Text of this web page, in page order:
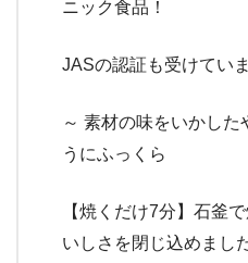
ニック食品！
JASの認証も受けてい
～ 素材の味をいかした
うにふっくら
【焼くだけ7分】石釜
いしさを閉じ込めまし